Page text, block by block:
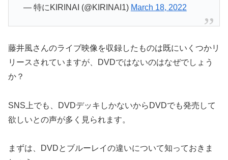
— 特にKIRINAI (@KIRINAI1) March 18, 2022
藤井風さんのライブ映像を収録したものは既にいくつかリ
リースされていますが、
DVDではないのはなぜでしょう
か？
SNS上でも、DVDデッキしかないからDVDでも発売して
欲しいとの声が多く見られます。
まずは、DVDとブルーレイの違いについて知っておきま